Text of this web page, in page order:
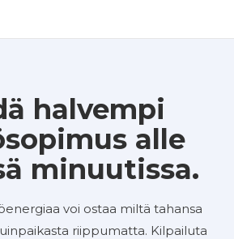
halvempi
alle
minuutissa.
voi ostaa miltä tahansa
riippumatta. Kilpailuta